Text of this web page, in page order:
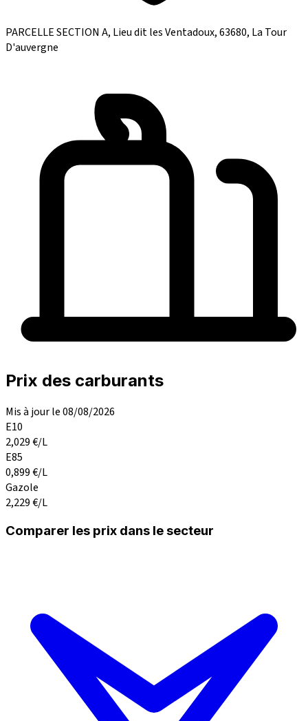
PARCELLE SECTION A, Lieu dit les Ventadoux, 63680, La Tour
D'auvergne
Prix des carburants
Mis à jour le 08/08/2026
E10
2,029€/L
E85
0,899€/L
Gazole
2,229€/L
Comparer les prix dans le secteur